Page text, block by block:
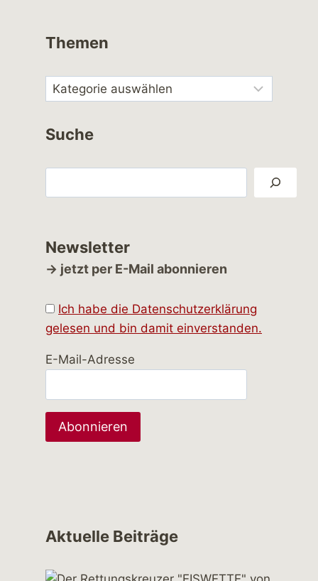
Themen
Suche
Newsletter
→ jetzt per E-Mail abonnieren
Ich habe die Datenschutzerklärung
gelesen und bin damit einverstanden.
E-Mail-Adresse
Aktuelle Beiträge